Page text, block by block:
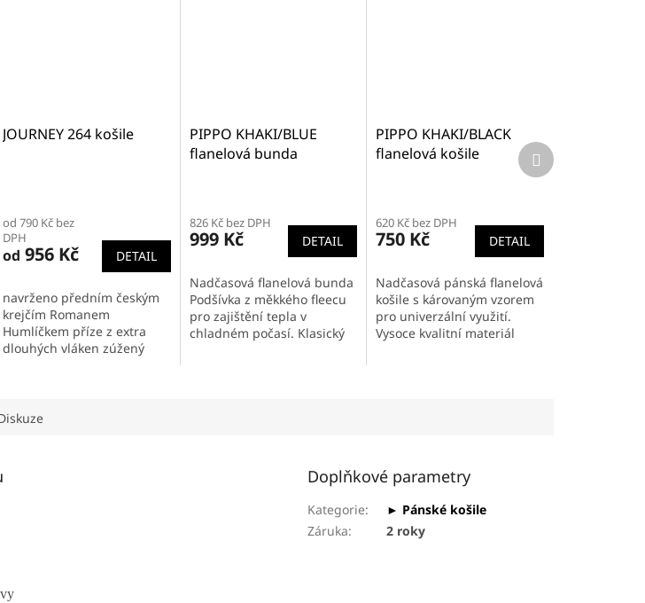
JOURNEY 264 košile
produktu
je
5,0
5
hvězdiček.
od 790 Kč bez
DPH
od 956 Kč DETAIL
navrženo předním českým
krejčím Romanem
Humlíčkem příze z extra
dlouhých vláken zúžený
límec...
PIPPO KHAKI/BLUE
flanelová bunda
produktu
je
z
5
hvězdiček.
826 Kč bez DPH
999 Kč DETAIL
Nadčasová flanelová bunda
Podšívka z měkkého fleecu
pro zajištění tepla v
chladném počasí. Klasický
PIPPO KHAKI/BLACK
flanelová košile
produktu
je
z
5
hvězdiček.
620 Kč bez DPH
750 Kč DETAIL
Nadčasová pánská flanelová
košile s károvaným vzorem
pro univerzální využití.
Vysoce kvalitní materiál
Další
produkt
Doplňkové parametry
Kategorie:
► Pánské košile
Záruka: 2 roky